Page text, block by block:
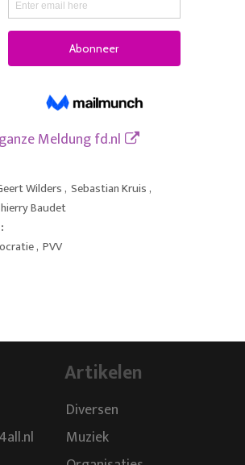
Meldungfd.nl
Wilders, Sebastian Kruis,
Baudet
, PVV
Artikelen
Diversen
Muziek